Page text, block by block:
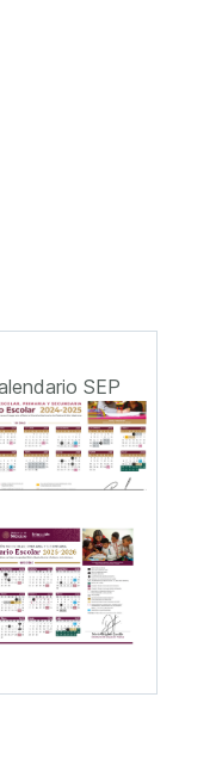
SEP